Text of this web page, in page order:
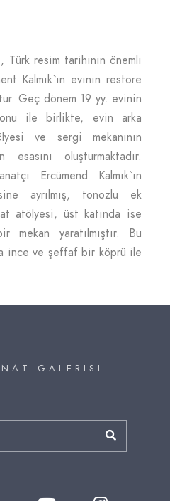
Türk resim tarihinin önemli
Kalmık`ın evinin restore
Geç dönem 19 yy. evinin
ile birlikte, evin arka
ve sergi mekanının
oluşturmaktadır.
Ercümend Kalmık`ın
ayrılmış, tonozlu ek
atölyesi, üst katında ise
yaratılmıştır. Bu
ince ve şeffaf bir köprü ile
A T G A L E R İ S İ